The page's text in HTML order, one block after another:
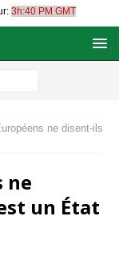
3h:40 PM GMT
ne disent-ils
ne
un État